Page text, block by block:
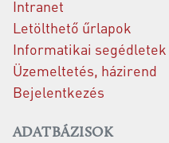
Intranet
Letölthető űrlapok
Informatikai segédletek
Üzemeltetés, házirend
Bejelentkezés
ADATBÁZISOK